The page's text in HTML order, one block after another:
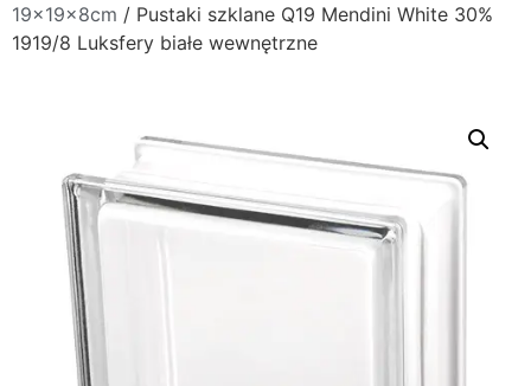
19x19x8cm / Pustaki szklane Q19 Mendini White 30%
1919/8 Luksfery białe wewnętrzne